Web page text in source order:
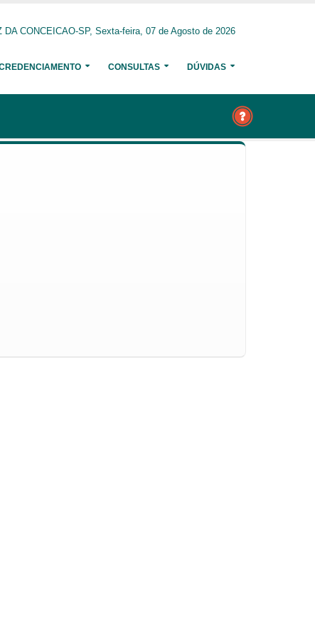
DA CONCEICAO-SP, Sexta-feira, 07 de Agosto de 2026
CONSULTAS DÚVIDAS